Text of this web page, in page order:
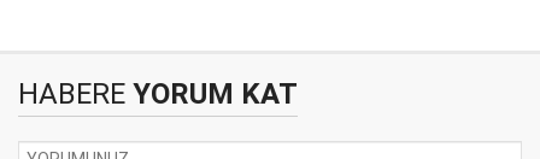
HABERE YORUM KAT